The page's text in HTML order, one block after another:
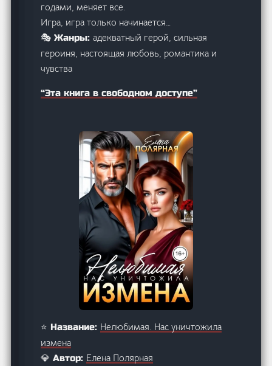
годами, меняет все.
Игра, игра только начинается…
🎭 Жанры:адекватный герой, сильная
героиня, настоящая любовь, романтика и
чувства
“Эта книга в свободном доступе”
⭐ Название: Нелюбимая. Нас уничтожила
измена
💎 Автор: Елена Полярная